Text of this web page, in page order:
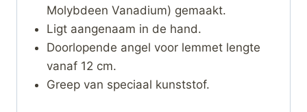
Molybdeen Vanadium) gemaakt.
Ligt aangenaam in de hand.
Doorlopende angel voor lemmet lengte
vanaf 12 cm.
Greep van speciaal kunststof.